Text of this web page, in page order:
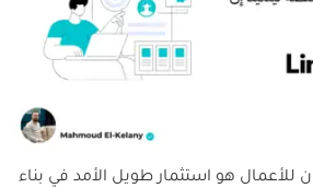
للأعمال هو استثمار طويل الأمد في بناء